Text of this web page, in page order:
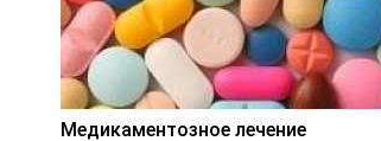
Медикаментозное лечение